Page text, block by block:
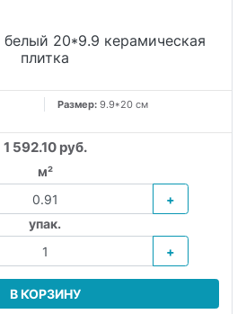
20*9.9 керамическая
плитка
Размер: 9.9*20 см
1 592.10 руб.
м²
+
упак.
+
В КОРЗИНУ